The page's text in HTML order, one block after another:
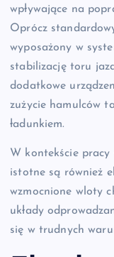
wpływające na
Oprócz
wyposażony w
stabilizację toru
dodatkowe
zużycie hamulców
ładunkiem.
W kontekście
istotne są również
wzmocnione wloty
układy
się w trudnych